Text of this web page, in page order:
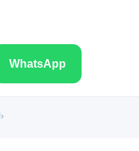
WhatsApp
›